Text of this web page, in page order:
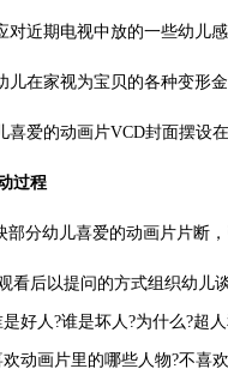
近期电视中放的一些幼儿感
在家视为宝贝的各种变形金
爱的动画片VCD封面摆设在
过程
幼儿喜爱的动画片片断，
后以提问的方式组织幼儿谈
好人?谁是坏人?为什么?超
欢动画片里的哪些人物?不喜